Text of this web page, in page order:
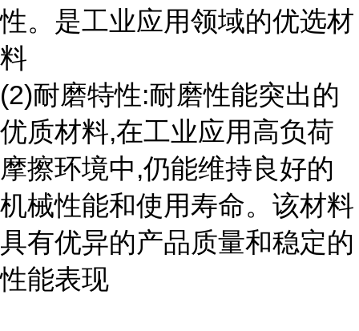
性。是工业应用领域的优选材
料
(2)耐磨特性:耐磨性能突出的
优质材料,在工业应用高负荷
摩擦环境中,仍能维持良好的
机械性能和使用寿命。该材料
具有优异的产品质量和稳定的
性能表现